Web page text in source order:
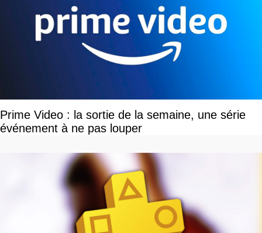
Prime Video : la sortie de la semaine, une série
événement à ne pas louper